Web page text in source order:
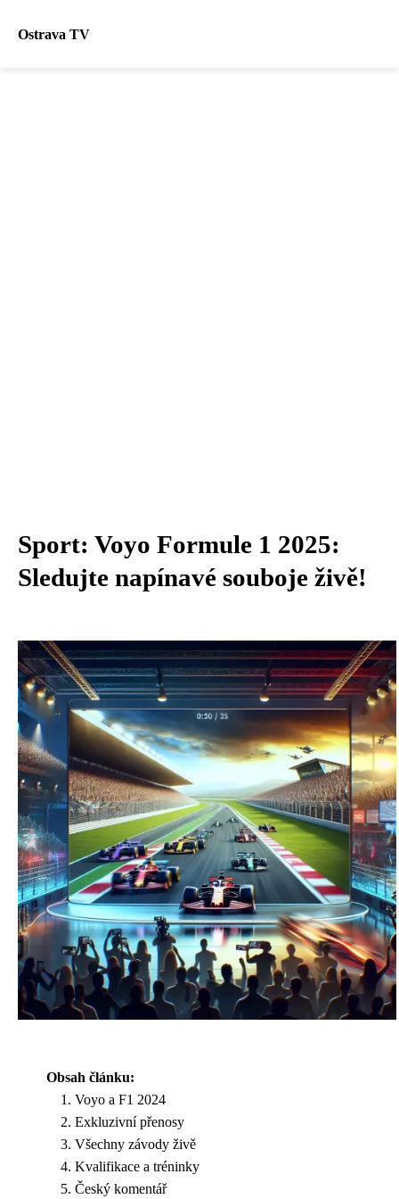
Ostrava TV
Sport: Voyo Formule 1 2025:
Sledujte napínavé souboje živě!
Obsah článku:
Voyo a F1 2024
Exkluzivní přenosy
Všechny závody živě
Kvalifikace a tréninky
Český komentář